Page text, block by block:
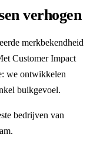
verhogen
merkbekendheid
Customer Impact
we ontwikkelen
buikgevoel.
bedrijven van